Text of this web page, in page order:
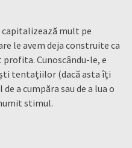
capitalizează mult pe
le avem deja construite ca
Cunoscându-le, e
tentațiilor (dacă asta îți
a cumpăra sau de a lua o
stimul.